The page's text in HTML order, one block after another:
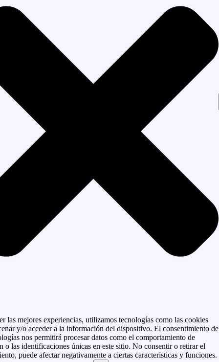
las mejores experiencias, utilizamos tecnologías como las cookies
y/o acceder a la información del dispositivo. El consentimiento de
nos permitirá procesar datos como el comportamiento de
o las identificaciones únicas en este sitio. No consentir o retirar el
puede afectar negativamente a ciertas características y funciones.